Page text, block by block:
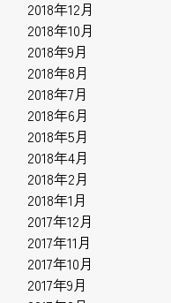
2018年12月
2018年10月
2018年9月
2018年8月
2018年7月
2018年6月
2018年5月
2018年4月
2018年2月
2018年1月
2017年12月
2017年11月
2017年10月
2017年9月